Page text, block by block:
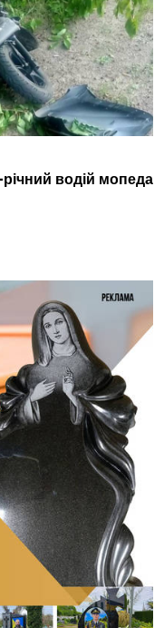
водій мопеда